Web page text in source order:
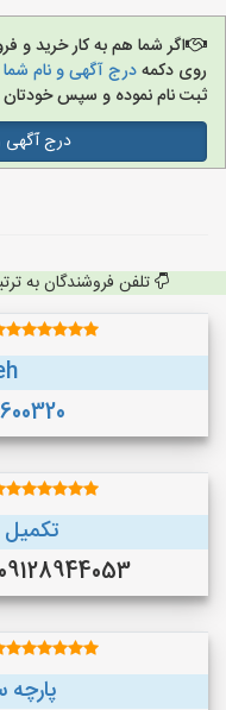
اگر شما هم به کار خرید و
روی دکمهدرج آگهی و نام
ثبت نام نموده و سپس خودتان
درج آگهی
تلفن فروشندگان به
تکمیل
09128944053_02155603613 (تهران)